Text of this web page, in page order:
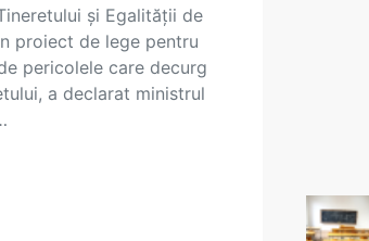
şi Egalităţii de
proiect de lege pentru
pericolele care decurg
a declarat ministrul